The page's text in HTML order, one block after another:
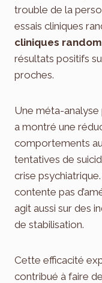
trouble de la
essais cliniques
cliniques
résultats positifs
proches.
Une méta-analyse
a montré une
comportements
tentatives de
crise
contente pas
agit aussi sur des
de stabilisation.
Cette efficacité
contribué à faire